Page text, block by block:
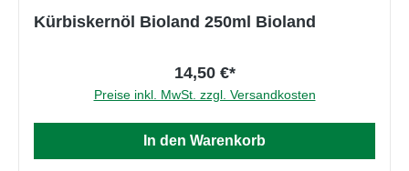
Durchschnittliche Bewertung von 5 von 5
Kürbiskernöl Bioland 250ml Bioland
14,50 €*
Preise inkl. MwSt. zzgl. Versandkosten
In den Warenkorb